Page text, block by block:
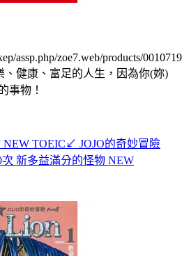
assp.php/zoe7.web/products/
、健康、富足的人生，因為你(妳)
事物！
TOEIC↙ JOJO的奇妙冒險
新多益滿分的怪物 NEW